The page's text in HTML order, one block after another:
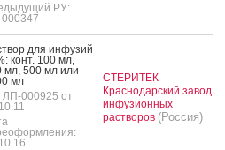
РУ:
для ин­фу­зий
конт. 100 мл,
мл, 500 мл или
мл
ЛП-000925 от
СТЕРИТЕК
Краснодарский завод
инфузионных
растворов (Россия)